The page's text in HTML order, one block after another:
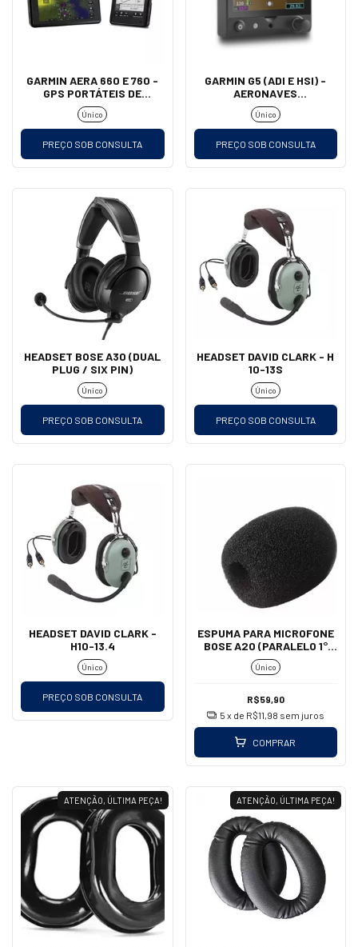
GARMIN AERA 660 E 760 -
GPS PORTÁTEIS DE
AVIAÇÃO
Único
PREÇO SOB CONSULTA
GARMIN G5 (ADI E HSI) -
AERONAVES
EXPERIMENTAIS E
HOMOLOGADAS
Único
PREÇO SOB CONSULTA
HEADSET BOSE A30 (DUAL
PLUG / SIX PIN)
Único
PREÇO SOB CONSULTA
HEADSET DAVID CLARK - H
10-13S
Único
PREÇO SOB CONSULTA
HEADSET DAVID CLARK -
H10-13.4
Único
PREÇO SOB CONSULTA
ESPUMA PARA MICROFONE
BOSE A20 (PARALELO 1°
LINHA)
Único
R$59,90
5 x de R$11,98 sem juros
COMPRAR
ATENÇÃO, ÚLTIMA PEÇA! ATENÇÃO, ÚLTIMA PEÇA!